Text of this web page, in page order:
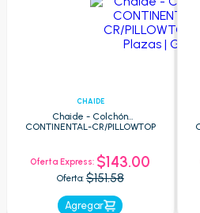
CHAIDE
Chaide - Colchón
CONTINENTAL-CR/PILLOWTOP
Oferta Express: $143.00
Oferta: $151.58
Agregar